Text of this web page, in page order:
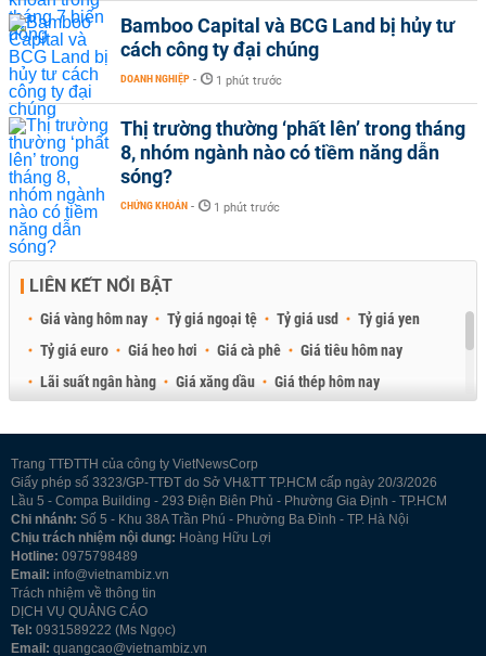
Bamboo Capital và BCG Land bị hủy tư
cách công ty đại chúng
DOANH NGHIỆP - 1 phút trước
Thị trường thường ‘phất lên’ trong tháng
8, nhóm ngành nào có tiềm năng dẫn
sóng?
CHỨNG KHOÁN - 1 phút trước
LIÊN KẾT NỔI BẬT
Giá vàng hôm nay Tỷ giá ngoại tệ Tỷ giá usd
Tỷ giá yen
Tỷ giá euro
Giá heo hơi Giá cà phê
Giá tiêu hôm nay
Lãi suất ngân hàng
Giá xăng dầu
Giá thép hôm nay
Trang TTĐTTH của công ty VietNewsCorp
Giấy phép số 3323/GP-TTĐT do Sở VH&TT TP.HCM cấp ngày 20/3/2026
Lầu 5 - Compa Building - 293 Điện Biên Phủ - Phường Gia Định - TP.HCM
Chi nhánh: Số 5 - Khu 38A Trần Phú - Phường Ba Đình - TP. Hà Nội
Chịu trách nhiệm nội dung: Hoàng Hữu Lợi
Hotline: 0975798489
Email: info@vietnambiz.vn
Trách nhiệm về thông tin
DỊCH VỤ QUẢNG CÁO
Tel: 0931589222 (Ms Ngọc)
Email: quangcao@vietnambiz.vn